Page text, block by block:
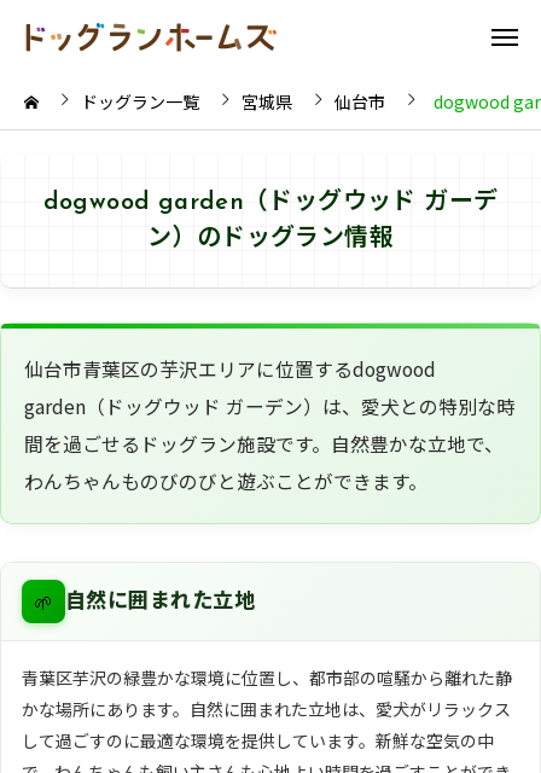
ドッグラン一覧 宮城県 仙台市 dogwood
dogwood garden（ドッグウッド ガーデ
ン）のドッグラン情報
仙台市青葉区の芋沢エリアに位置するdogwood
garden（ドッグウッド ガーデン）は、愛犬との特別な時
間を過ごせるドッグラン施設です。自然豊かな立地で、
わんちゃんものびのびと遊ぶことができます。
🌱 自然に囲まれた立地
青葉区芋沢の緑豊かな環境に位置し、都市部の喧騒から離れた静
かな場所にあります。自然に囲まれた立地は、愛犬がリラックス
して過ごすのに最適な環境を提供しています。新鮮な空気の中